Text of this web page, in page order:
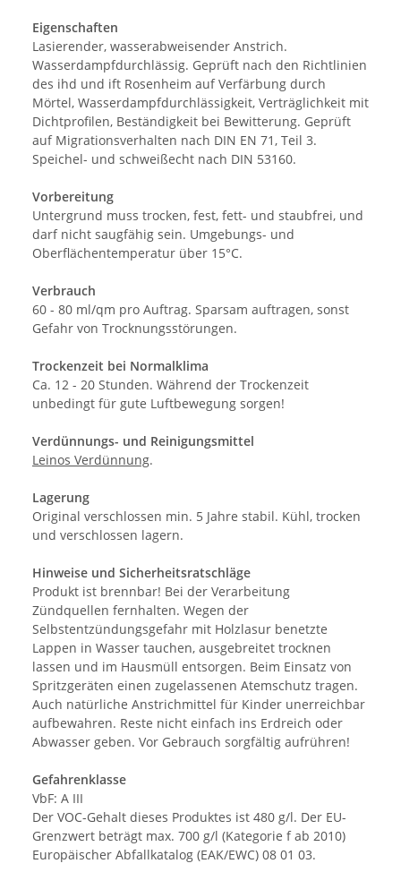
Eigenschaften
Lasierender, wasserabweisender Anstrich.
Wasserdampfdurchlässig. Geprüft nach den Richtlinien
des ihd und ift Rosenheim auf Verfärbung durch
Mörtel, Wasserdampfdurchlässigkeit, Verträglichkeit mit
Dichtprofilen, Beständigkeit bei Bewitterung. Geprüft
auf Migrationsverhalten nach DIN EN 71, Teil 3.
Speichel- und schweißecht nach DIN 53160.
Vorbereitung
Untergrund muss trocken, fest, fett- und staubfrei, und
darf nicht saugfähig sein. Umgebungs- und
Oberflächentemperatur über 15°C.
Verbrauch
60 - 80 ml/qm pro Auftrag. Sparsam auftragen, sonst
Gefahr von Trocknungsstörungen.
Trockenzeit bei Normalklima
Ca. 12 - 20 Stunden. Während der Trockenzeit
unbedingt für gute Luftbewegung sorgen!
Verdünnungs- und Reinigungsmittel
Leinos Verdünnung.
Lagerung
Original verschlossen min. 5 Jahre stabil. Kühl, trocken
und verschlossen lagern.
Hinweise und Sicherheitsratschläge
Produkt ist brennbar! Bei der Verarbeitung
Zündquellen fernhalten. Wegen der
Selbstentzündungsgefahr mit Holzlasur benetzte
Lappen in Wasser tauchen, ausgebreitet trocknen
lassen und im Hausmüll entsorgen. Beim Einsatz von
Spritzgeräten einen zugelassenen Atemschutz tragen.
Auch natürliche Anstrichmittel für Kinder unerreichbar
aufbewahren. Reste nicht einfach ins Erdreich oder
Abwasser geben. Vor Gebrauch sorgfältig aufrühren!
Gefahrenklasse
VbF: A III
Der VOC-Gehalt dieses Produktes ist 480 g/l. Der EU-
Grenzwert beträgt max. 700 g/l (Kategorie f ab 2010)
Europäischer Abfallkatalog (EAK/EWC) 08 01 03.